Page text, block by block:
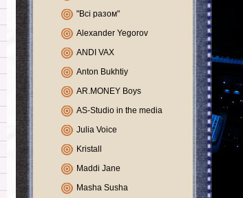
"Всі разом"
Alexander Yegorov
ANDI VAX
Anton Bukhtiy
AR.MONEY Boys
AS-Studio in the media
Julia Voice
Kristall
Maddi Jane
Masha Susha